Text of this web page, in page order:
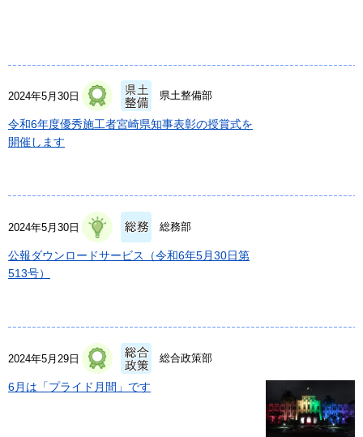
2024年5月30日 県土整備部
令和6年度優秀施工者宮崎県知事表彰の授賞式を
開催します
2024年5月30日 総務部
公報ダウンロードサービス（令和6年5月30日第
513号）
2024年5月29日 総合政策部
6月は「プライド月間」です